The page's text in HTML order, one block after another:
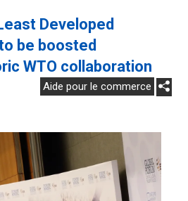
Developed
be boosted
WTO collaboration
Aide pour le commerce